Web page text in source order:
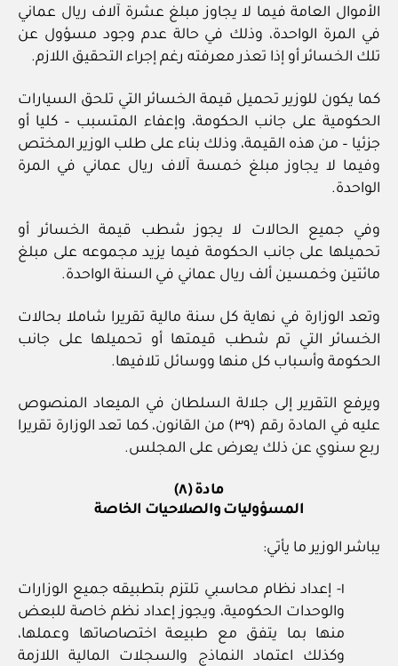
الأموال العامة فيما لا يجاوز مبلغ عشرة آلاف ريال عماني
في المرة الواحدة، وذلك في حالة عدم وجود مسؤول عن
تلك الخسائر أو إذا تعذر معرفته رغم إجراء التحقيق اللازم.
كما يكون للوزير تحميل قيمة الخسائر التي تلحق السيارات
الحكومية على جانب الحكومة، وإعفاء المتسبب – كليا أو
جزئيا – من هذه القيمة، وذلك بناء على طلب الوزير المختص
وفيما لا يجاوز مبلغ خمسة آلاف ريال عماني في المرة
الواحدة.
وفي جميع الحالات لا يجوز شطب قيمة الخسائر أو
تحميلها على جانب الحكومة فيما يزيد مجموعه على مبلغ
مائتين وخمسين ألف ريال عماني في السنة الواحدة.
وتعد الوزارة في نهاية كل سنة مالية تقريرا شاملا بحالات
الخسائر التي تم شطب قيمتها أو تحميلها على جانب
الحكومة وأسباب كل منها ووسائل تلافيها.
ويرفع التقرير إلى جلالة السلطان في الميعاد المنصوص
عليه في المادة رقم (٣٩) من القانون، كما تعد الوزارة تقريرا
ربع سنوي عن ذلك يعرض على المجلس.
مادة (٨)
المسؤوليات والصلاحيات الخاصة
يباشر الوزير ما يأتي:
١- إعداد نظام محاسبي تلتزم بتطبيقه جميع الوزارات
والوحدات الحكومية، ويجوز إعداد نظم خاصة للبعض
منها بما يتفق مع طبيعة اختصاصاتها وعملها،
وكذلك اعتماد النماذج والسجلات المالية اللازمة